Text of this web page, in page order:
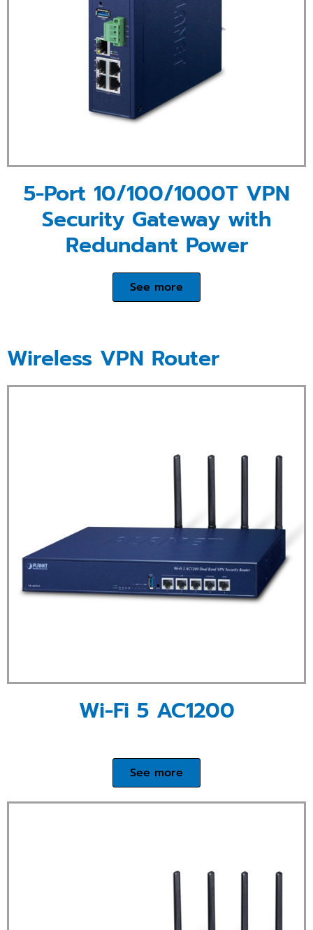
5-Port 10/100/1000T VPN
Security Gateway with
Redundant Power
See more
Wireless VPN Router
Wi-Fi 5 AC1200
See more